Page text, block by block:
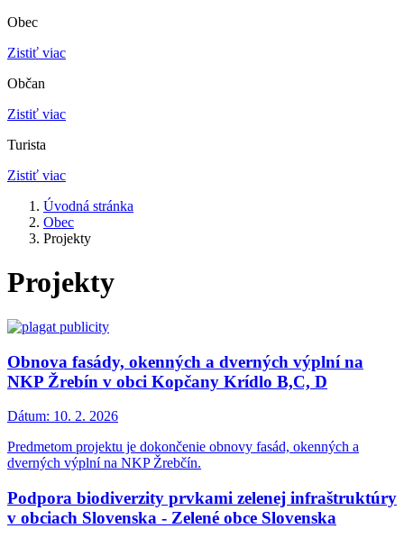
Obec
Zistiť viac
Občan
Zistiť viac
Turista
Zistiť viac
Úvodná stránka
Obec
Projekty
Projekty
Obnova fasády, okenných a dverných výplní na
NKP Žrebín v obci Kopčany Krídlo B,C, D
Dátum: 10. 2. 2026
Predmetom projektu je dokončenie obnovy fasád, okenných a
dverných výplní na NKP Žrebčín.
Podpora biodiverzity prvkami zelenej infraštruktúry
v obciach Slovenska - Zelené obce Slovenska